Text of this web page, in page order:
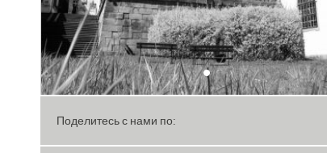
•
Поделитесь с нами по: